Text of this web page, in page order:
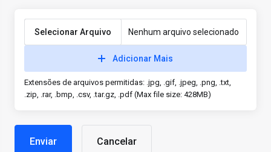
Selecionar Arquivo Nenhum arquivo selecionado
Adicionar Mais
Extensões de arquivos permitidas: .jpg, .gif, .jpeg, .png, .txt,
.zip, .rar, .bmp, .csv, .tar.gz, .pdf (Max file size: 428MB)
Cancelar